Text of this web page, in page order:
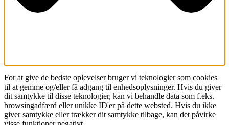
For at give de bedste oplevelser bruger vi teknologier som cookies
til at gemme og/eller få adgang til enhedsoplysninger. Hvis du giver
dit samtykke til disse teknologier, kan vi behandle data som f.eks.
browsingadfærd eller unikke ID'er på dette websted. Hvis du ikke
giver samtykke eller trækker dit samtykke tilbage, kan det påvirke